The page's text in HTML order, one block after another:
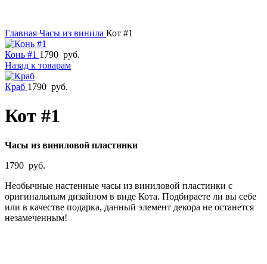
Главная Часы из винила Кот #1
Конь #1 1790 руб.
Назад к товарам
Краб 1790 руб.
Кот #1
Часы из виниловой пластинки
1790 руб.
Необычные настенные часы из виниловой пластинки с
оригинальным дизайном в виде Кота. Подбираете ли вы себе
или в качестве подарка, данный элемент декора не останется
незамеченным!